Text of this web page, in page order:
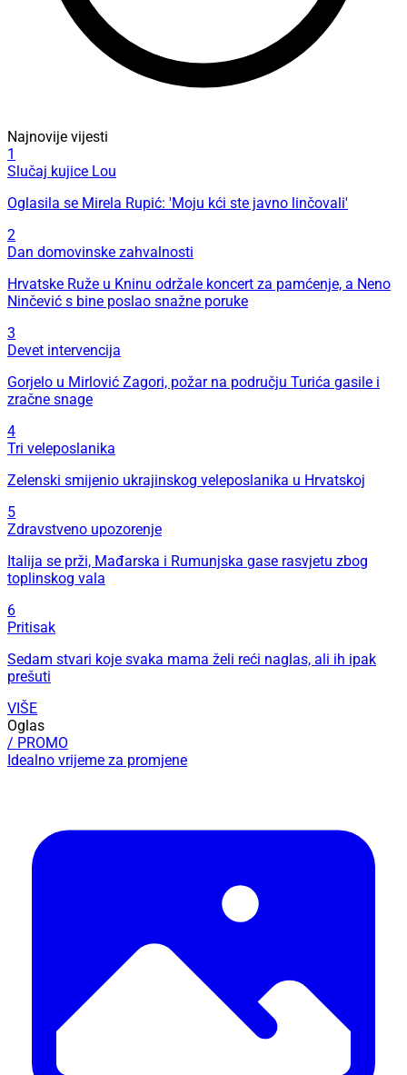
Najnovije vijesti
1
Slučaj kujice Lou
Oglasila se Mirela Rupić: 'Moju kći ste javno linčovali'
2
Dan domovinske zahvalnosti
Hrvatske Ruže u Kninu održale koncert za pamćenje, a Neno
Ninčević s bine poslao snažne poruke
3
Devet intervencija
Gorjelo u Mirlović Zagori, požar na području Turića gasile i
zračne snage
4
Tri veleposlanika
Zelenski smijenio ukrajinskog veleposlanika u Hrvatskoj
5
Zdravstveno upozorenje
Italija se prži, Mađarska i Rumunjska gase rasvjetu zbog
toplinskog vala
6
Pritisak
Sedam stvari koje svaka mama želi reći naglas, ali ih ipak
prešuti
VIŠE
Oglas
/ PROMO
Idealno vrijeme za promjene